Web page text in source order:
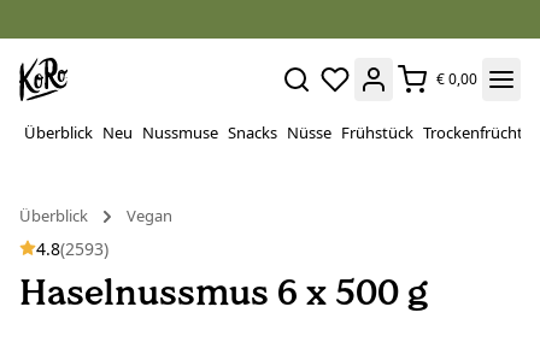
€ 0,00
Überblick Neu Nussmuse Snacks Nüsse Frühstück Trockenfrüchte
Überblick
Vegan
4.8(2593)
Haselnussmus 6 x 500 g